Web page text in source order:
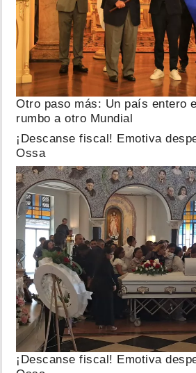
Otro paso más: Un país entero
rumbo a otro Mundial
¡Descanse fiscal! Emotiva
Ossa
¡Descanse fiscal! Emotiva